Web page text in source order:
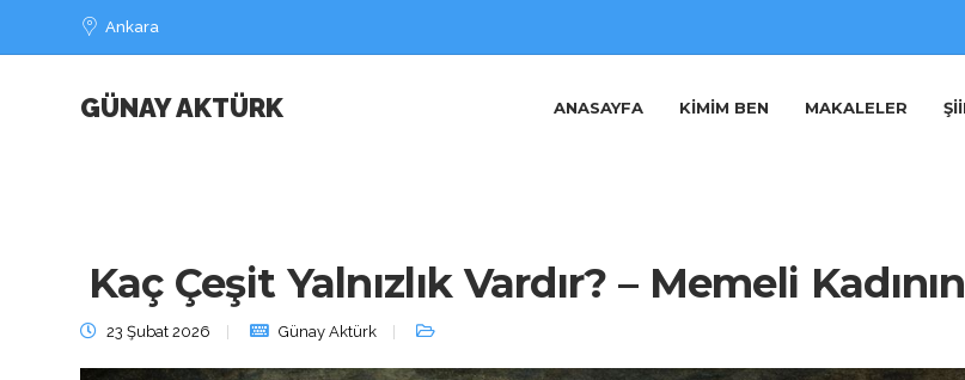
Ankara
GÜNAY AKTÜRK ANASAYFA KIMIM BEN MAKALELER
Kaç Çeşit Yalnızlık Vardır? – Memeli
23 Şubat 2026 Günay Aktürk